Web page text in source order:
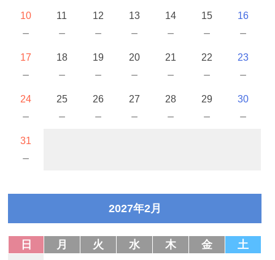
10
－
11
－
12
－
13
－
14
－
15
－
16
－
17
－
18
－
19
－
20
－
21
－
22
－
23
－
24
－
25
－
26
－
27
－
28
－
29
－
30
－
31
－
2027年2月
日 月 火 水 木 金 土